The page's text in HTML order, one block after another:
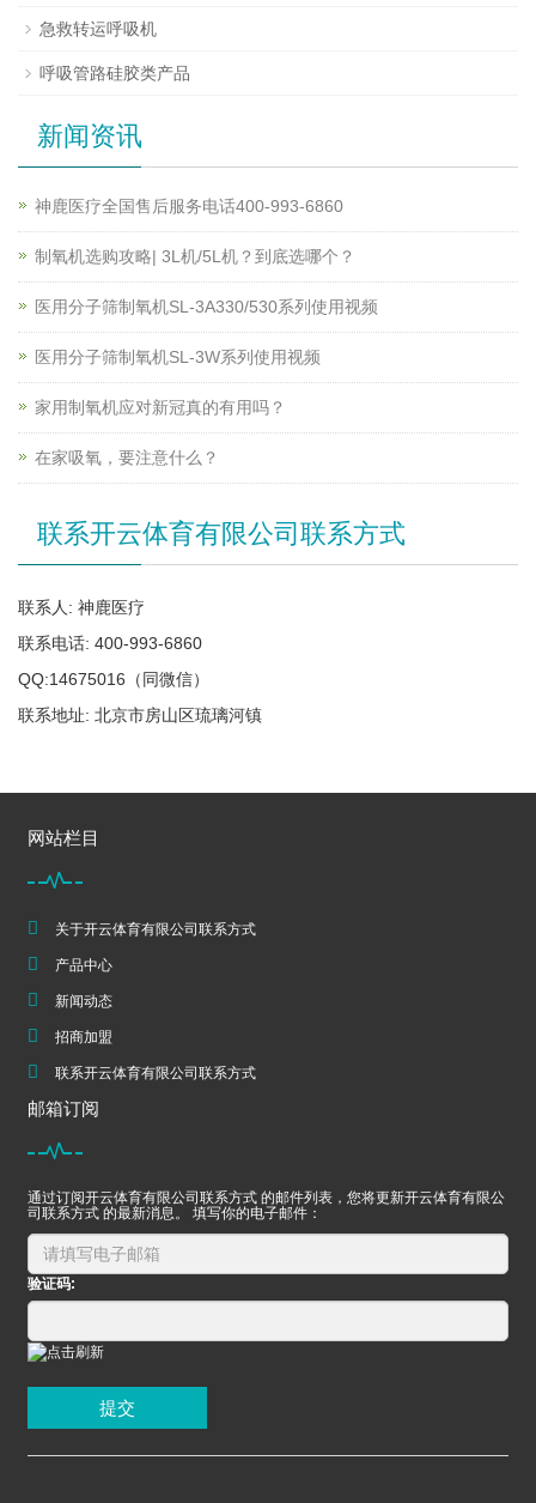
急救转运呼吸机
呼吸管路硅胶类产品
新闻资讯
神鹿医疗全国售后服务电话400-993-6860
制氧机选购攻略| 3L机/5L机？到底选哪个？
医用分子筛制氧机SL-3A330/530系列使用视频
医用分子筛制氧机SL-3W系列使用视频
家用制氧机应对新冠真的有用吗？
在家吸氧，要注意什么？
联系开云体育有限公司联系方式
联系人: 神鹿医疗
联系电话: 400-993-6860
QQ:14675016（同微信）
联系地址: 北京市房山区琉璃河镇
网站栏目
关于开云体育有限公司联系方式
产品中心
新闻动态
招商加盟
联系开云体育有限公司联系方式
邮箱订阅
通过订阅开云体育有限公司联系方式 的邮件列表，您将更新开云体育有限公
司联系方式 的最新消息。 填写你的电子邮件：
验证码:
提交